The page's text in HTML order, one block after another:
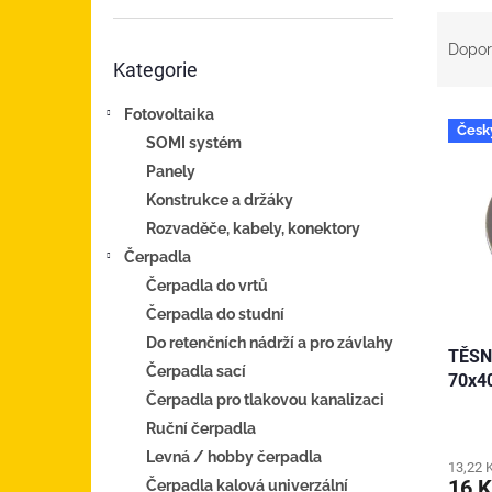
kategorie
Kategorie
Fotovoltaika
SOMI systém
Panely
Konstrukce a držáky
Rozvaděče, kabely, konektory
Čerpadla
Čerpadla do vrtů
Čerpadla do studní
Do retenčních nádrží a pro závlahy
Čerpadla sací
Čerpadla pro tlakovou kanalizaci
Ruční čerpadla
Levná / hobby čerpadla
Čerpadla kalová univerzální
V
13,22